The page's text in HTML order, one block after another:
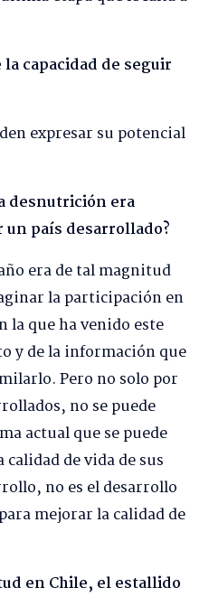
capacidad de seguir
expresar su potencial
desnutrición era
país desarrollado?
era de tal magnitud
la participación en
la que ha venido este
y de la información que
Pero no solo por
no se puede
actual que se puede
de vida de sus
no es el desarrollo
mejorar la calidad de
en Chile, el estallido